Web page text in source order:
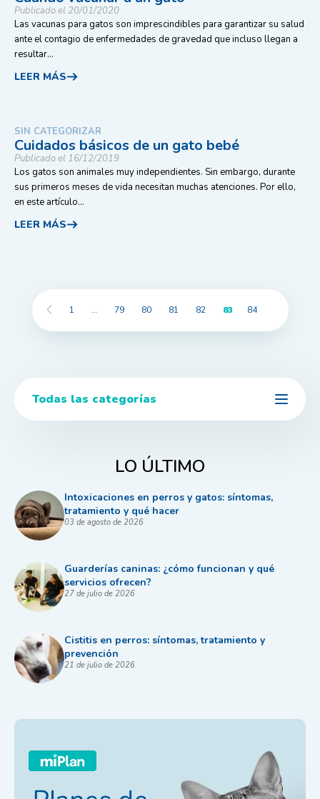
Publicado el 20/01/2020
Las vacunas para gatos son imprescindibles para garantizar su salud
ante el contagio de enfermedades de gravedad que incluso llegan a
resultar...
LEER MÁS
SIN CATEGORIZAR
Cuidados básicos de un gato bebé
Publicado el 16/12/2019
Los gatos son animales muy independientes. Sin embargo, durante
sus primeros meses de vida necesitan muchas atenciones. Por ello,
en este artículo...
LEER MÁS
1 … 79 80 81 82 83 84
Todas las categorías
LO ÚLTIMO
Intoxicaciones en perros y gatos: síntomas,
tratamiento y qué hacer
03 de agosto de 2026
Guarderías caninas: ¿cómo funcionan y qué
servicios ofrecen?
27 de julio de 2026
Cistitis en perros: síntomas, tratamiento y
prevención
21 de julio de 2026